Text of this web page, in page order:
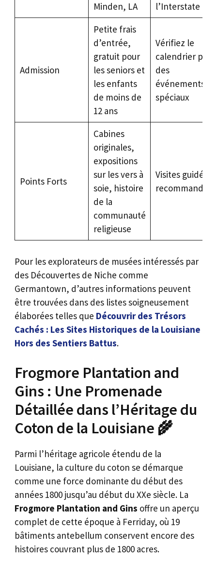
Minden, LA
l’Interstate 20
Admission
Petite frais
d’entrée,
gratuit pour
les seniors et
les enfants
de moins de
12 ans
Vérifiez le
calendrier pour
des
événements
spéciaux
Points Forts
Cabines
originales,
expositions
sur les vers à
soie, histoire
de la
communauté
religieuse
Visites guidées
recommandées
Pour les explorateurs de musées intéressés par
des Découvertes de Niche comme
Germantown, d’autres informations peuvent
être trouvées dans des listes soigneusement
élaborées telles que Découvrir des Trésors
Cachés : Les Sites Historiques de la Louisiane
Hors des Sentiers Battus.
Frogmore Plantation and
Gins : Une Promenade
Détaillée dans l’Héritage du
Coton de la Louisiane 🌾
Parmi l’héritage agricole étendu de la
Louisiane, la culture du coton se démarque
comme une force dominante du début des
années 1800 jusqu’au début du XXe siècle. La
Frogmore Plantation and Gins offre un aperçu
complet de cette époque à Ferriday, où 19
bâtiments antebellum conservent encore des
histoires couvrant plus de 1800 acres.